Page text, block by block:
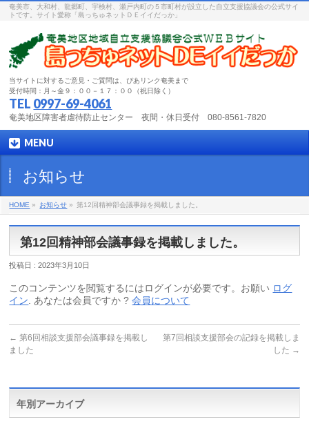
奄美市、大和村、龍郷町、宇検村、瀬戸内町の５市町村が設立した自立支援協議会の公式サイ
トです。サイト愛称「島っちゅネットＤＥイイだっか」
当サイトに対するご意見・ご質問は、ぴあリンク奄美まで
受付時間：月～金９：００－１７：００（祝日除く）
TEL 0997-69-4061
奄美地区障害者虐待防止センター 夜間・休日受付 080-8561-7820
MENU
お知らせ
HOME » お知らせ » 第12回精神部会議事録を掲載しました。
第12回精神部会議事録を掲載しました。
投稿日 : 2023年3月10日
このコンテンツを閲覧するにはログインが必要です。お願い ログ
イン . あなたは会員ですか ?会員について
← 第6回相談支援部会議事録を掲載し
ました
第7回相談支援部会の記録を掲載しま
した →
年別アーカイブ